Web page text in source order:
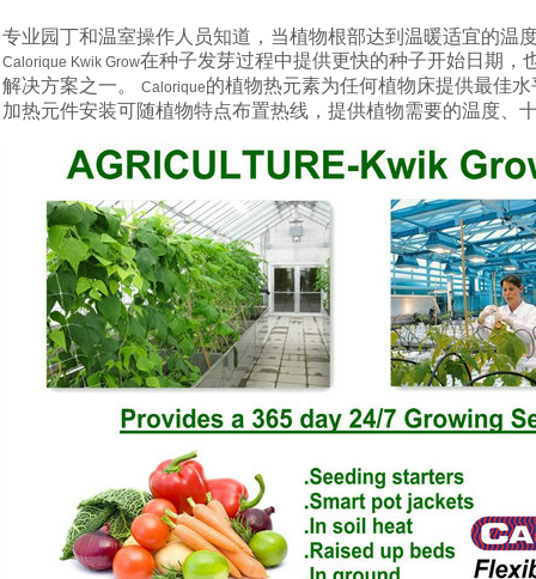
专业园丁和温室操作人员知道，当植物根部达到温暖适宜的温
Calorique Kwik Grow在种子发芽过程中提供更快的种子开始日期，
解决方案之一。
Calorique的植物热元素为任何植物床提供最佳
加热元件安装可随植物特点布置热线，提供植物需要的温度、